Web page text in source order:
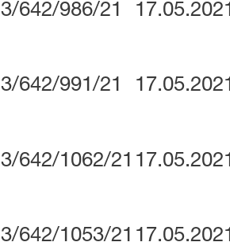
3/642/986/21
3/642/991/21
3/642/1062/21
3/642/1053/21